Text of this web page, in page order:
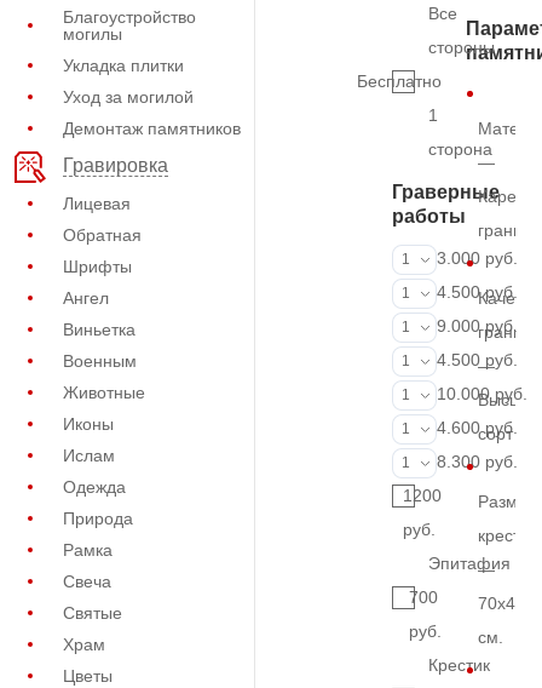
Благоустройство
могилы
Укладка плитки
Уход за могилой
Демонтаж памятников
Гравировка
Лицевая
Обратная
Шрифты
Ангел
Виньетка
Военным
Животные
Иконы
Ислам
Одежда
Природа
Рамка
Свеча
Святые
Храм
Цветы
Все
стороны
Бесплатно
1
сторона
Граверные
работы
ФИО и даты
1
3.000 руб.
ФИО и даты
1
4.500 руб.
ФИО и даты
1
9.000 руб.
Портрет
1
4.500 руб.
Портрет
1
10.000 руб.
Фотокерамика
1
4.600 руб.
Фото на
1
8.300 руб.
1200
руб.
Эпитафия
700
руб.
Крестик
—
гранит
гранита
—
Высший
сорт
Размер
креста
—
70х40х5
см.